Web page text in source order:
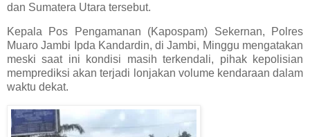
dan Sumatera Utara tersebut.
Kepala Pos Pengamanan (Kapospam) Sekernan, Polres
Muaro Jambi Ipda Kandardin, di Jambi, Minggu mengatakan
meski saat ini kondisi masih terkendali, pihak kepolisian
memprediksi akan terjadi lonjakan volume kendaraan dalam
waktu dekat.